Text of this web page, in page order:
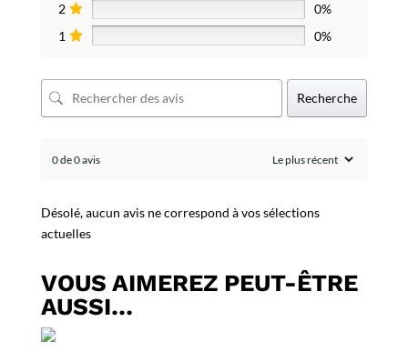
2
0%
1
0%
Recherche
0 de 0 avis
Désolé, aucun avis ne correspond à vos sélections
actuelles
VOUS AIMEREZ PEUT-ÊTRE
AUSSI…